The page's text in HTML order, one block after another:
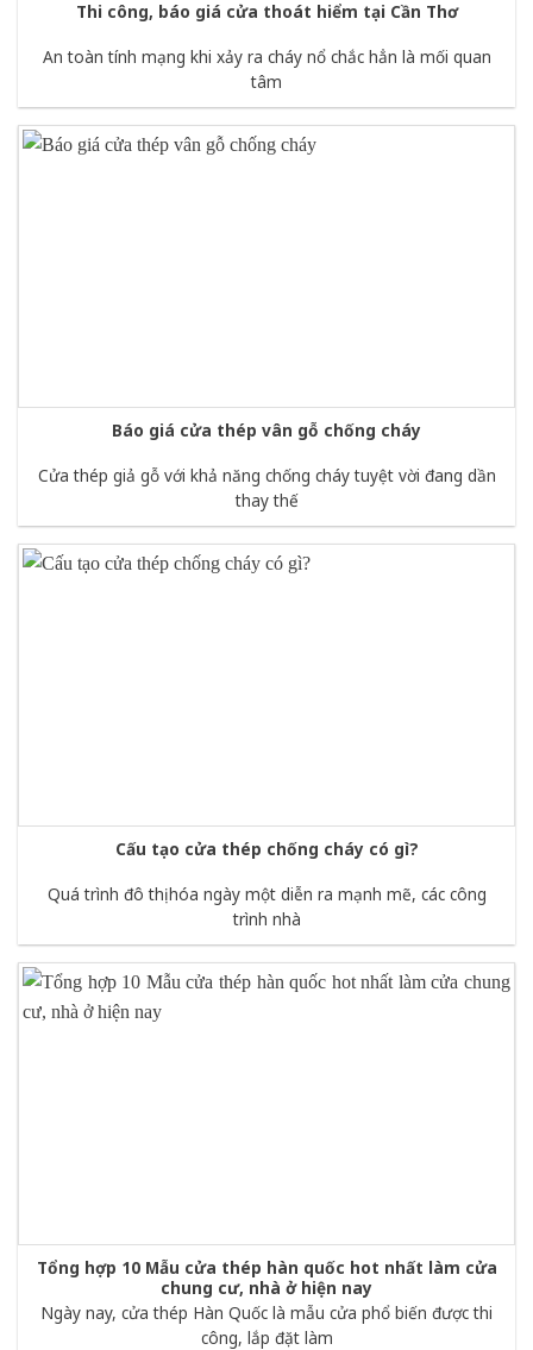
Thi công, báo giá cửa thoát hiểm tại Cần Thơ
An toàn tính mạng khi xảy ra cháy nổ chắc hẳn là mối quan
tâm
Báo giá cửa thép vân gỗ chống cháy
Cửa thép giả gỗ với khả năng chống cháy tuyệt vời đang dần
thay thế
Cấu tạo cửa thép chống cháy có gì?
Quá trình đô thị hóa ngày một diễn ra mạnh mẽ, các công
trình nhà
Tổng hợp 10 Mẫu cửa thép hàn quốc hot nhất làm cửa
chung cư, nhà ở hiện nay
Ngày nay, cửa thép Hàn Quốc là mẫu cửa phổ biến được thi
công, lắp đặt làm